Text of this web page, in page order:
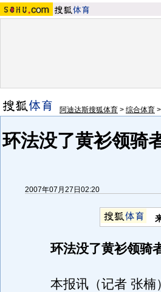
阿迪达斯搜狐体育 > 综合体育 >
环法没了黄衫领骑
2007年07月27日02:20
环法没了黄衫领骑
本报讯（记者 张楠